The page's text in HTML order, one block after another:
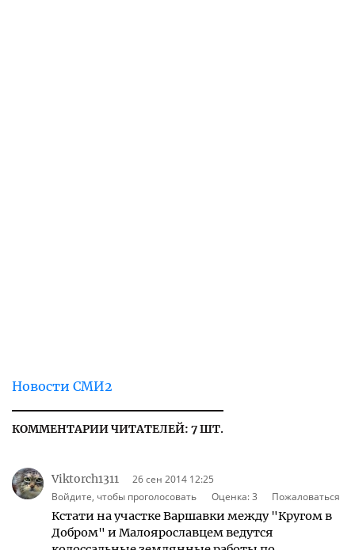
Новости СМИ2
КОММЕНТАРИИ ЧИТАТЕЛЕЙ: 7 ШТ.
Viktorch1311
26 сен 2014 12:25
Войдите, чтобы проголосовать
Оценка:3 Пожаловаться
Кстати на участке Варшавки между "Кругом в
Добром" и Малоярославцем ведутся